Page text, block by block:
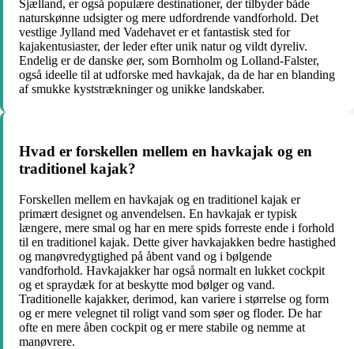
Sjælland, er også populære destinationer, der tilbyder både
naturskønne udsigter og mere udfordrende vandforhold. Det
vestlige Jylland med Vadehavet er et fantastisk sted for
kajakentusiaster, der leder efter unik natur og vildt dyreliv.
Endelig er de danske øer, som Bornholm og Lolland-Falster,
også ideelle til at udforske med havkajak, da de har en blanding
af smukke kyststrækninger og unikke landskaber.
Hvad er forskellen mellem en havkajak og en
traditionel kajak?
Forskellen mellem en havkajak og en traditionel kajak er
primært designet og anvendelsen. En havkajak er typisk
længere, mere smal og har en mere spids forreste ende i forhold
til en traditionel kajak. Dette giver havkajakken bedre hastighed
og manøvredygtighed på åbent vand og i bølgende
vandforhold. Havkajakker har også normalt en lukket cockpit
og et spraydæk for at beskytte mod bølger og vand.
Traditionelle kajakker, derimod, kan variere i størrelse og form
og er mere velegnet til roligt vand som søer og floder. De har
ofte en mere åben cockpit og er mere stabile og nemme at
manøvrere.